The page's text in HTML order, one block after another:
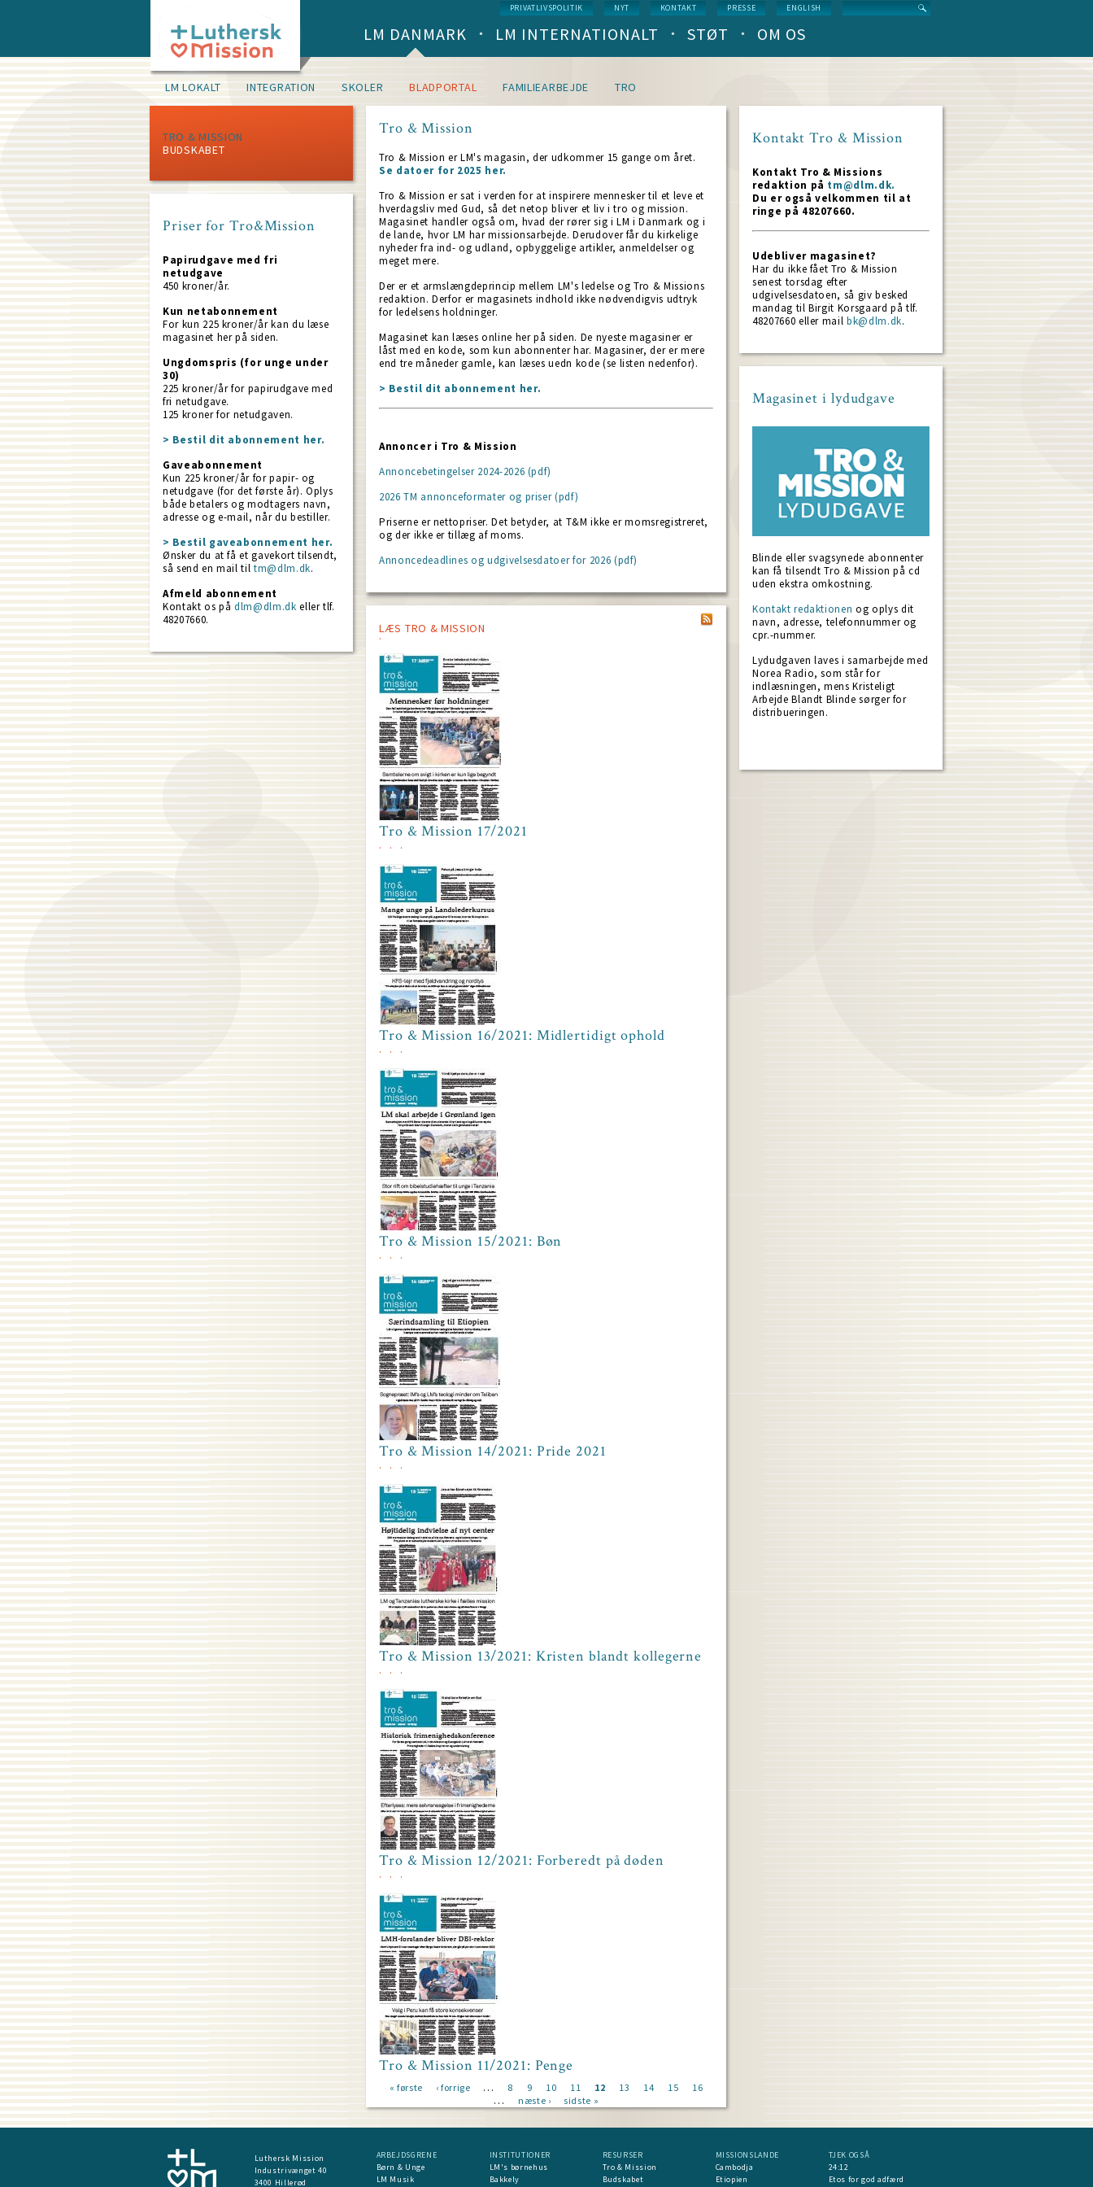
Service
menu
PRIVATLIVSPOLITIK NYT KONTAKT PRESSE ENGLISH
Main
navigation
(level
LM DANMARK LM INTERNATIONALT STØT OM OS
Main
LM LOKALT INTEGRATION SKOLER BLADPORTAL FAMILIEARBEJDE TRO
TRO & MISSION
BUDSKABET
Priser for Tro&Mission
Papirudgave med fri
netudgave
450 kroner/år.
Kun netabonnement
For kun 225 kroner/år kan du læse
magasinet her på siden.
Ungdomspris (for unge under
30)
225 kroner/år for papirudgave med
fri netudgave.
125 kroner for netudgaven.
> Bestil dit abonnement her.
Gaveabonnement
Kun 225 kroner/år for papir- og
netudgave (for det første år). Oplys
både betalers og modtagers navn,
adresse og e-mail, når du bestiller.
> Bestil gaveabonnement her.
Ønsker du at få et gavekort tilsendt,
så send en mail tiltm@dlm.dk.
Afmeld abonnement
Kontakt os pådlm@dlm.dk eller tlf.
48207660.
Tro & Mission
Tro & Mission er LM's magasin, der udkommer 15 gange om året.
Se datoer for 2025 her.
Tro & Mission er sat i verden for at inspirere mennesker til et leve et
hverdagsliv med Gud, så det netop bliver et liv i tro og mission.
Magasinet handler også om, hvad der rører sig i LM i Danmark og i
de lande, hvor LM har missionsarbejde. Derudover får du kirkelige
nyheder fra ind- og udland, opbyggelige artikler, anmeldelser og
meget mere.
Der er et armslængdeprincip mellem LM's ledelse og Tro & Missions
redaktion. Derfor er magasinets indhold ikke nødvendigvis udtryk
for ledelsens holdninger.
Magasinet kan læses online her på siden. De nyeste magasiner er
låst med en kode, som kun abonnenter har. Magasiner, der er mere
end tre måneder gamle, kan læses uedn kode (se listen nedenfor).
> Bestil dit abonnement her.
Annoncer i Tro & Mission
Annoncebetingelser 2024-2026 (pdf)
2026 TM annonceformater og priser (pdf)
Priserne er nettopriser. Det betyder, at T&M ikke er momsregistreret,
og der ikke er tillæg af moms.
Annoncedeadlines og udgivelsesdatoer for 2026 (pdf)
LÆS TRO & MISSION
Tro & Mission 17/2021
Tro & Mission 16/2021: Midlertidigt ophold
Tro & Mission 15/2021: Bøn
Tro & Mission 14/2021: Pride 2021
Tro & Mission 13/2021: Kristen blandt kollegerne
Tro & Mission 12/2021: Forberedt på døden
Tro & Mission 11/2021: Penge
First
« første
Previous
‹ forrige … Page
8 Page
9 Page
10 Page
11
Current
page
12 Page
13 Page
14 Page
15 Page
16
…
Next
page
næste ›
Last
page
sidste »
Kontakt Tro & Mission
Kontakt Tro & Missions
redaktion på tm@dlm.dk.
Du er også velkommen til at
ringe på 48207660.
Udebliver magasinet?
Har du ikke fået Tro & Mission
senest torsdag efter
udgivelsesdatoen, så giv besked
mandag til Birgit Korsgaard på tlf.
48207660 eller mailbk@dlm.dk.
Magasinet i lydudgave
Blinde eller svagsynede abonnenter
kan få tilsendt Tro & Mission på cd
uden ekstra omkostning.
Kontakt redaktionen og oplys dit
navn, adresse, telefonnummer og
cpr.-nummer.
Lydudgaven laves i samarbejde med
Norea Radio, som står for
indlæsningen, mens Kristeligt
Arbejde Blandt Blinde sørger for
distribueringen.
Luthersk Mission
Industrivænget 40
3400 Hillerød
ARBEJDSGRENE
Børn & Unge
LM Musik
INSTITUTIONER
LM's børnehus
Bakkely
RESURSER
Tro & Mission
Budskabet
MISSIONSLANDE
Cambodja
Etiopien
TJEK OGSÅ
24:12
Etos for god adfærd